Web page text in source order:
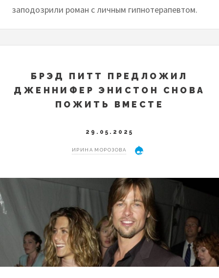
заподозрили роман с личным гипнотерапевтом.
БРЭД ПИТТ ПРЕДЛОЖИЛ
ДЖЕННИФЕР ЭНИСТОН СНОВА
ПОЖИТЬ ВМЕСТЕ
29.05.2025
ИРИНА МОРОЗОВА